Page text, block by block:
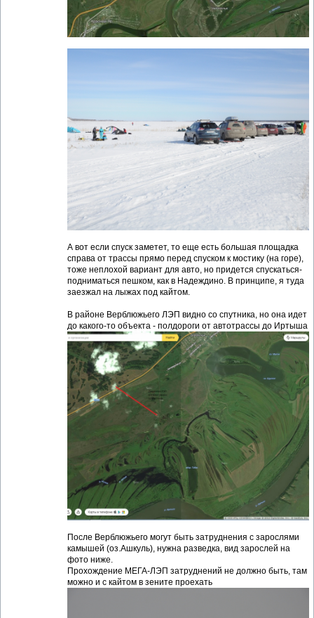
А вот если спуск заметет, то еще есть большая площадка
справа от трассы прямо перед спуском к мостику (на горе),
тоже неплохой вариант для авто, но придется спускаться-
подниматься пешком, как в Надеждино. В принципе, я туда
заезжал на лыжах под кайтом.
В районе Верблюжьего ЛЭП видно со спутника, но она идет
до какого-то объекта - полдороги от автотрассы до Иртыша
После Верблюжьего могут быть затруднения с зарослями
камышей (оз.Ашкуль), нужна разведка, вид зарослей на
фото ниже.
Прохождение МЕГА-ЛЭП затруднений не должно быть, там
можно и с кайтом в зените проехать